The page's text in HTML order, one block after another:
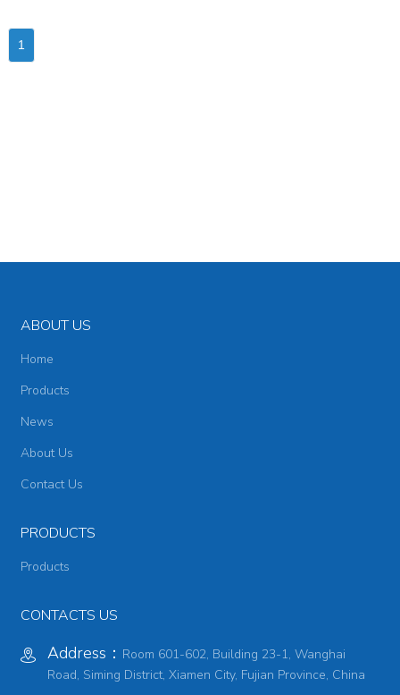
1
ABOUT US
Home
Products
News
About Us
Contact Us
PRODUCTS
Products
CONTACTS US
Address： Room 601-602, Building 23-1, Wanghai
Road, Siming District, Xiamen City, Fujian Province, China